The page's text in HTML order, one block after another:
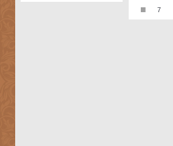
■ 7